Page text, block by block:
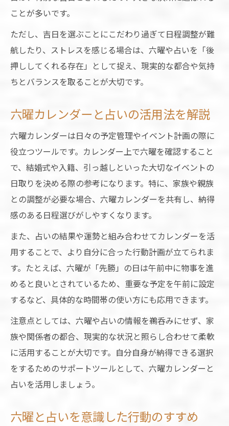
ことが多いです。
ただし、吉日を選ぶことにこだわり過ぎて日程調整が難
航したり、ストレスを感じる場合は、六曜や占いを「後
押ししてくれる存在」として捉え、現実的な都合や気持
ちとバランスを取ることが大切です。
六曜カレンダーと占いの活用法を解説
六曜カレンダーは日々の予定管理やイベント計画の際に
役立つツールです。カレンダー上で六曜を確認すること
で、結婚式や入籍、引っ越しといった大切なイベントの
日取りを決める際の参考になります。特に、家族や親族
との調整が必要な場合、六曜カレンダーを共有し、納得
感のある日程選びがしやすくなります。
また、占いの結果や運勢と組み合わせてカレンダーを活
用することで、より自分に合った行動計画が立てられま
す。たとえば、六曜が「先勝」の日は午前中に物事を進
めると良いとされているため、重要な予定を午前に設定
するなど、具体的な時間帯の使い方にも応用できます。
注意点としては、六曜や占いの情報を鵜呑みにせず、家
族や関係者の都合、現実的な状況と照らし合わせて柔軟
に活用することが大切です。自分自身が納得できる選択
をするためのサポートツールとして、六曜カレンダーと
占いを活用しましょう。
六曜と占いを意識した行動のすすめ